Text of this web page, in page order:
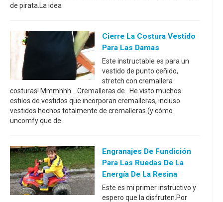
de pirata.La idea
Cierre La Costura Vestido
Para Las Damas
Este instructable es para un
vestido de punto ceñido,
stretch con cremallera
costuras! Mmmhhh... Cremalleras de...He visto muchos
estilos de vestidos que incorporan cremalleras, incluso
vestidos hechos totalmente de cremalleras (y cómo
uncomfy que de
Engranajes De Fundición
Para Las Ruedas De La
Energía De La Resina
Este es mi primer instructivo y
espero que la disfruten.Por